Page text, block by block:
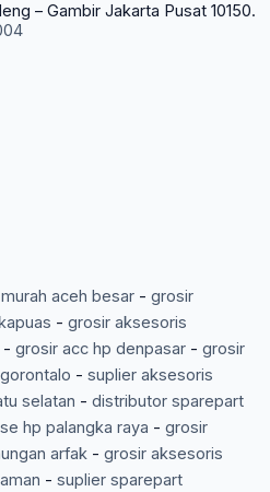
– Gambir Jakarta Pusat 10150.
aceh besar- grosir
- grosir aksesoris
- grosir acc hp denpasar- grosir
- suplier aksesoris
selatan - distributor sparepart
hp palangka raya - grosir
arfak- grosir aksesoris
- suplier sparepart